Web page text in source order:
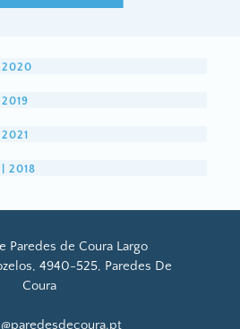
2020
2018
Paredes de Coura Largo
4940-525, Paredes De
Coura